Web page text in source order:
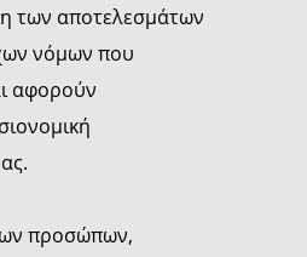
των αποτελεσμάτων
νόμων που
αφορούν
προσώπων,